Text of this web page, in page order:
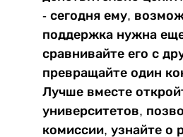
- сегодня ему,
поддержка нужна
сравнивайте его с
превращайте один
Лучше вместе
университетов,
комиссии, узнайте о